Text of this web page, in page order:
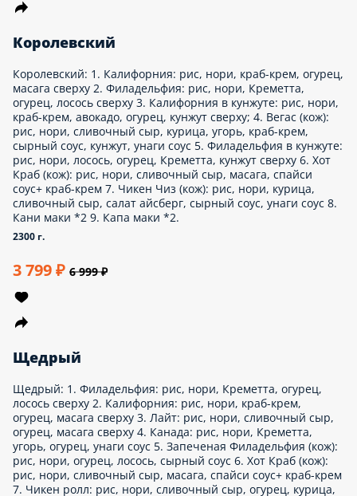
ролл: рис, нори, сливочный сыр, огурец, курица, кунжут 3.
Запеченая Калифорния (кож): рис, нори, краб-крем, огурец,
яки соус 5. Краб Томаго (кож): рис, нори, сливочный сыр,
1050 г.
1 349 ₽1 999 ₽
ВИП Сет с Жаренными роллами
ВИП Сет с Жаренными роллами: 1. Калифорния: рис, нори,
краб-крем, огурец, масага сверху 2. Чикен ролл: рис, нори,
сливочный сыр, огурец, курица, кунжут 3. Филадельфия: рис,
нори, Креметта, огурец, лосось сверху 4. Калифорния ХОТ:
рис, нори, краб-крем, огурец, кляр 5. Цезарь BBQ: рис, нори,
Внешний вид товара может отличаться.
1050 ед.
Шанхай
Шанхай: 1. Калифорния: рис, нори, краб-крем, огурец, масага
сверху 2. Филадельфия: рис, нори, Креметта, огурец, лосось
сверху 3. Чикен Чиз (кож): рис, нори, курица, сливочный сыр,
салат айсберг, сырный соус, унаги соус 4. Краба маки: нори,
рис, краб
865 г.
1 299 ₽1 999 ₽